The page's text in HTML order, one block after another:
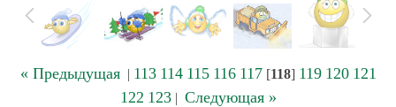
« Предыдущая| 113 114 115 116 117[118] 119 120 121
122 123| Следующая »